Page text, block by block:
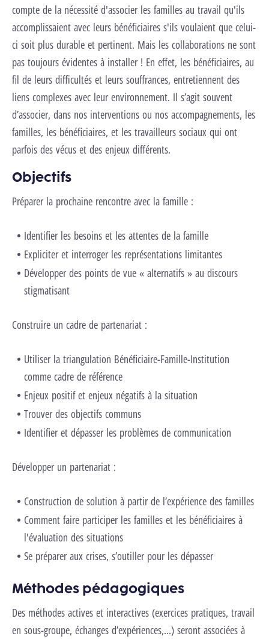
compte de la nécessité d'associer les familles au travail qu'ils
accomplissaient avec leurs bénéficiaires s'ils voulaient que celui-
ci soit plus durable et pertinent. Mais les collaborations ne sont
pas toujours évidentes à installer ! En effet, les bénéficiaires, au
fil de leurs difficultés et leurs souffrances, entretiennent des
liens complexes avec leur environnement. Il s’agit souvent
d’associer, dans nos interventions ou nos accompagnements, les
familles, les bénéficiaires, et les travailleurs sociaux qui ont
parfois des vécus et des enjeux différents.
Objectifs
Préparer la prochaine rencontre avec la famille :
Identifier les besoins et les attentes de la famille
Expliciter et interroger les représentations limitantes
Développer des points de vue « alternatifs » au discours
stigmatisant
Construire un cadre de partenariat :
Utiliser la triangulation Bénéficiaire-Famille-Institution
comme cadre de référence
Enjeux positif et enjeux négatifs à la situation
Trouver des objectifs communs
Identifier et dépasser les problèmes de communication
​Développer un partenariat :
Construction de solution à partir de l’expérience des familles
Comment faire participer les familles et les bénéficiaires à
l'évaluation des situations
Se préparer aux crises, s’outiller pour les dépasser
Méthodes pédagogiques
Des méthodes actives et interactives (exercices pratiques, travail
en sous-groupe, échanges d’expériences,...) seront associées à